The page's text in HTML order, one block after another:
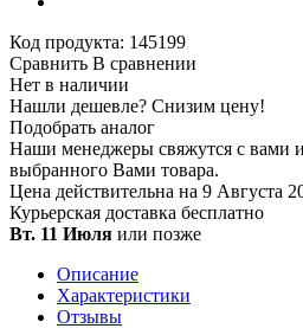
Код продукта: 145199
Сравнить В сравнении
Нет в наличии
Нашли дешевле? Снизим цену!
Подобрать аналог
Наши менеджеры свяжутся с вами
выбранного Вами товара.
Цена действительна на 9 Августа
Курьерская доставка бесплатно
Вт. 11 Июля или позже
Описание
Характеристики
Отзывы